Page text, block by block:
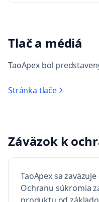
Tlač a médiá
TaoApex bol
Stránka tlače
Záväzok k
TaoApex sa
Ochranu súkromia